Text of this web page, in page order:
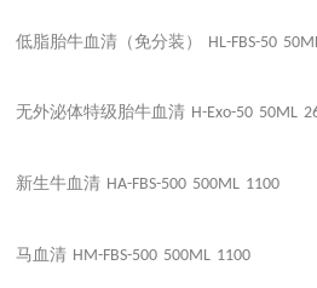
低脂胎牛血清（免分装） HL-FBS-50
无外泌体特级胎牛血清 H-Exo-50 50ML
新生牛血清 HA-FBS-500 500ML 1100
马血清 HM-FBS-500 500ML 1100